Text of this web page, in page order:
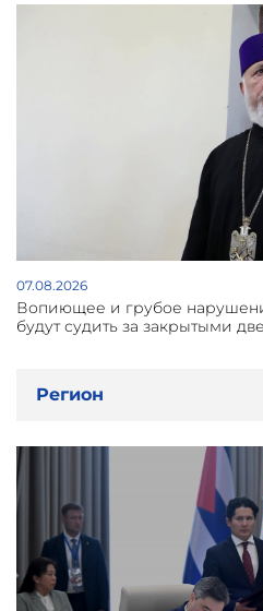
07.08.2026
Вопиющее и грубое
будут судить за закрытыми
Регион